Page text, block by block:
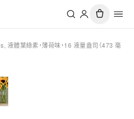
液體葉綠素，薄荷味，16 液量盎司（473 毫